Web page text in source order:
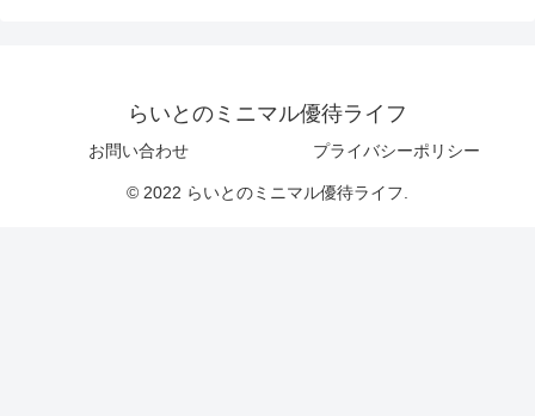
らいとのミニマル優待ライフ
お問い合わせ プライバシーポリシー
© 2022 らいとのミニマル優待ライフ.